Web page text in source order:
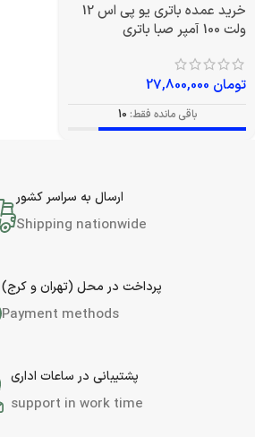
خرید عمده باتری یو پی اس 12
ولت 100 آمپر صبا باتری
تومان
باقی مانده فقط: 10
ارسال به سراسر کشور
Shipping nationwide
پرداخت در محل (تهران و کرج)
Payment methods
پشتیبانی در ساعات اداری
support in work time